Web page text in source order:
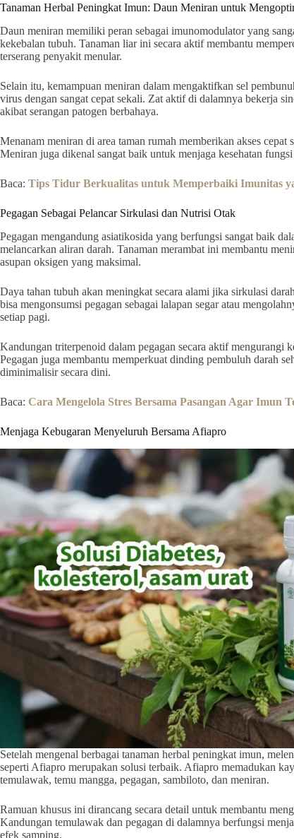
Tanaman Herbal Peningkat Imun: Daun Meniran untuk
Daun meniran memiliki peran sebagai imunomodulator yang
kekebalan tubuh. Tanaman liar ini secara aktif membantu
terserang penyakit menular.
Selain itu, kemampuan meniran dalam mengaktifkan sel
virus dengan sangat cepat sekali. Zat aktif di dalamnya bekerja
akibat serangan patogen berbahaya.
Menanam meniran di area taman rumah memberikan akses cepat
Meniran juga dikenal sangat baik untuk menjaga kesehatan
Baca: Tips Tidur Berkualitas untuk Memperbaiki Imunitas
Pegagan Sebagai Pelancar Sirkulasi dan Nutrisi Otak
Pegagan mengandung asiatikosida yang berfungsi sangat baik
melancarkan aliran darah. Tanaman merambat ini membantu
asupan oksigen yang maksimal.
Daya tahan tubuh akan meningkat secara alami jika sirkulasi
bisa mengonsumsi pegagan sebagai lalapan segar atau
setiap pagi.
Kandungan triterpenoid dalam pegagan secara aktif mengurangi
Pegagan juga membantu memperkuat dinding pembuluh darah
diminimalisir secara dini.
Baca: Cara Mengelola Stres Bersama Pasangan Agar Imun
Menjaga Kebugaran Menyeluruh Bersama Afiapro
Setelah mengenal berbagai tanaman herbal peningkat imun,
seperti Afiapro merupakan solusi terbaik. Afiapro memadukan
temulawak, temu mangga, pegagan, sambiloto, dan meniran.
Ramuan khusus ini dirancang secara detail untuk membantu
Kandungan temulawak dan pegagan di dalamnya berfungsi
efek samping.